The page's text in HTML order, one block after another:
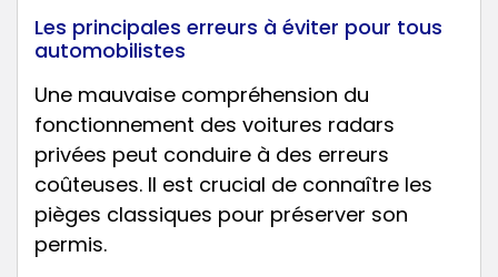
Les principales erreurs à éviter pour tous
automobilistes
Une mauvaise compréhension du
fonctionnement des voitures radars
privées peut conduire à des erreurs
coûteuses. Il est crucial de connaître les
pièges classiques pour préserver son
permis.